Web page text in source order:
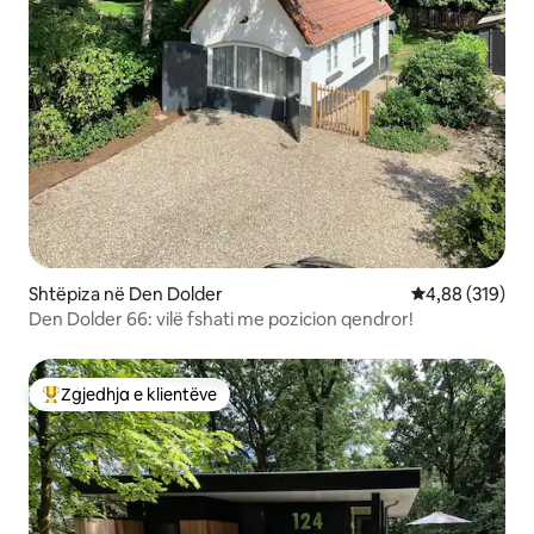
Shtëpiza në Den Dolder Vlerësimi
4,88 (319)
Den Dolder 66: vilë fshati me pozicion qendror!
Më të mirat e zgjedhjeve të klientëve
Zgjedhja e klientëve